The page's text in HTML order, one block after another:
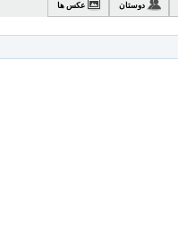
دوستان عکس ها